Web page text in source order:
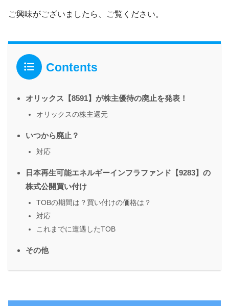
ご興味がございましたら、ご覧ください。
Contents
オリックス【8591】が株主優待の廃止を発表！
オリックスの株主還元
いつから廃止？
対応
日本再生可能エネルギーインフラファンド【9283】の
株式公開買い付け
TOBの期間は？買い付けの価格は？
対応
これまでに遭遇したTOB
その他